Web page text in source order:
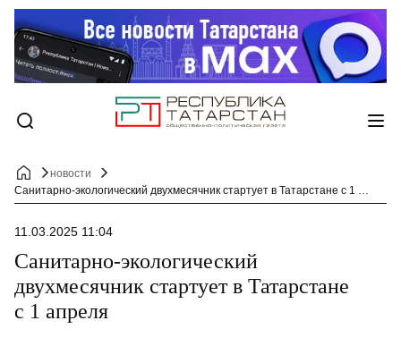
новости
Санитарно-экологический двухмесячник стартует в Татарстане с 1 апреля
11.03.2025 11:04
Санитарно-экологический
двухмесячник стартует в Татарстане
с 1 апреля